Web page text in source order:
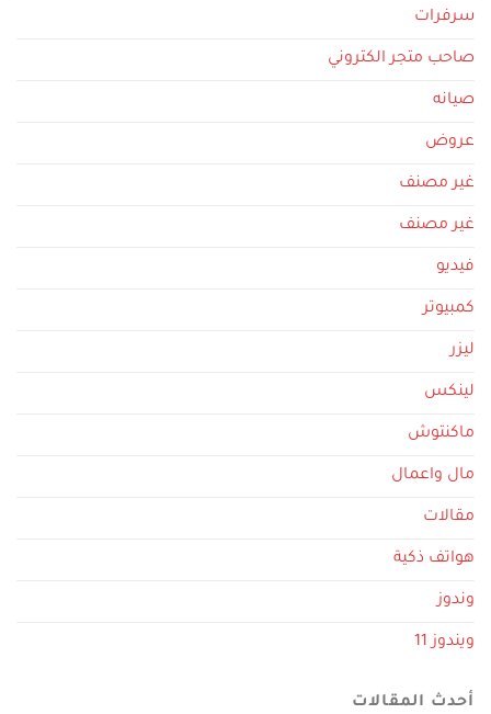
سرفرات
صاحب متجر الكتروني
صيانه
عروض
غير مصنف
غير مصنف
فيديو
كمبيوتر
ليزر
لينكس
ماكنتوش
مال واعمال
مقالات
هواتف ذكية
وندوز
ويندوز 11
أحدث المقالات